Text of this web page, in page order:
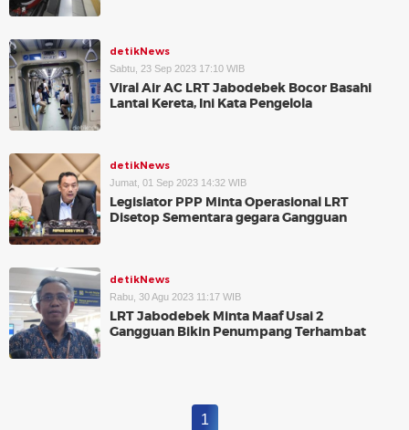
detikNews
Sabtu, 23 Sep 2023 17:10 WIB
Viral Air AC LRT Jabodebek Bocor Basahi
Lantai Kereta, Ini Kata Pengelola
detikNews
Jumat, 01 Sep 2023 14:32 WIB
Legislator PPP Minta Operasional LRT
Disetop Sementara gegara Gangguan
detikNews
Rabu, 30 Agu 2023 11:17 WIB
LRT Jabodebek Minta Maaf Usai 2
Gangguan Bikin Penumpang Terhambat
1